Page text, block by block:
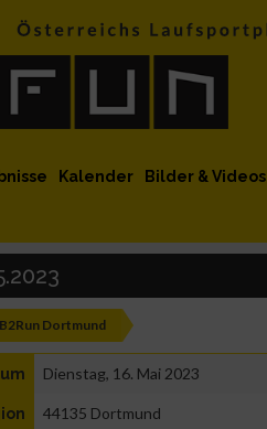
abonnieren
Kalender Bilder & Videos
B2Run Dortmund
Dienstag, 16. Mai 2023
44135 Dortmund